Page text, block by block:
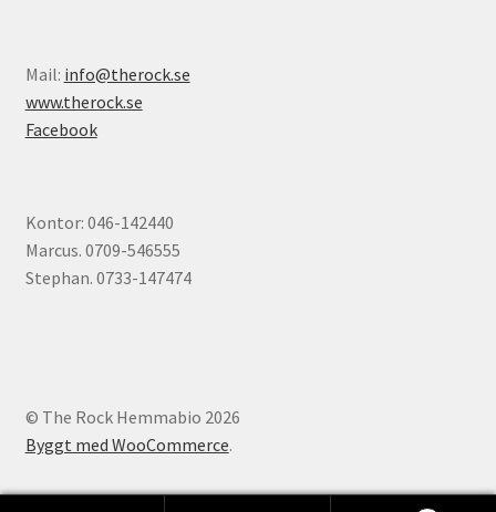
Mail: info@therock.se
www.therock.se
Facebook
Kontor: 046-142440
Marcus. 0709-546555
Stephan. 0733-147474
© The Rock Hemmabio 2026
Byggt med WooCommerce.